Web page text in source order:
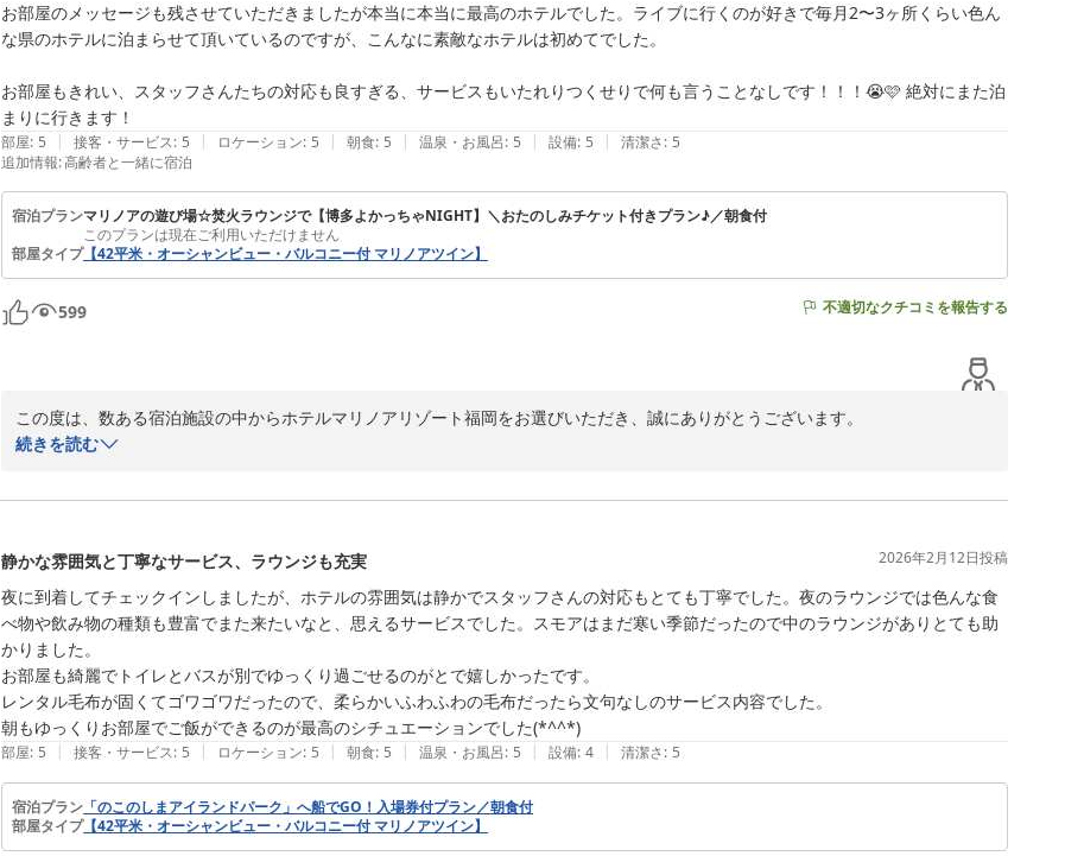
次回ご利用いただける機会がございましたら、より快適にお過ごしいただけるよう、館内環境やサービスの向上に努めてまいりま
す。
またのお越しを心よりお待ち申し上げております。
ホテルマリノアリゾート福岡
2026-07-17
お部屋のメッセージも残させていただきましたが本当に本当に最高のホテルでした。ライブに行くのが好きで毎月2〜3ヶ所くらい色ん
な県のホテルに泊まらせて頂いているのですが、こんなに素敵なホテルは初めてでした。
お部屋もきれい、スタッフさんたちの対応も良すぎる、サービスもいたれりつくせりで何も言うことなしです！！！😭🩷 絶対にまた泊
まりに行きます！
部屋: 5 | 接客・サービス: 5 | ロケーション: 5 | 朝食: 5 | 温泉・お風呂: 5 | 設備: 5 | 清潔さ: 5
追加情報:高齢者と一緒に宿泊
宿泊プランマリノアの遊び場☆焚火ラウンジで【博多よかっちゃNIGHT】＼おたのしみチケット付きプラン♪／朝食付
このプランは現在ご利用いただけません
部屋タイプ【42平米・オーシャンビュー・バルコニー付 マリノアツイン】
599 不適切なクチコミを報告する
この度は、数ある宿泊施設の中からホテルマリノアリゾート福岡をお選びいただき、誠にありがとうございます。
また心温まるご感想をお寄せいただき、重ねて御礼申し上げます。
「本当に本当に最高のホテル」とのお言葉を頂戴し、スタッフ一同大変嬉しく拝読いたしました。ライブで各地へご宿泊されてい
お部屋の清潔さやスタッフの対応、サービスにつきましてもご満足いただけたとのこと、安心いたしました。また、お部屋のアン
ケートにも温かいお言葉をお寄せいただき、心より感謝申し上げます。
今後も「忘れられない想い出をつくる場所」として、お客様の大切なご滞在がより思い出深いものとなるようお手伝いできました
ら幸いでございます。ぜひ次回のライブの際にもお立ち寄りいただけましたら嬉しく存じます。
またお会いできます日を、スタッフ一同心よりお待ち申し上げております。
この度は誠にありがとうございました。
2026-04-18
続きを読む
静かな雰囲気と丁寧なサービス、ラウンジも充実 2026年2月12日投稿
夜に到着してチェックインしましたが、ホテルの雰囲気は静かでスタッフさんの対応もとても丁寧でした。夜のラウンジでは色んな食
べ物や飲み物の種類も豊富でまた来たいなと、思えるサービスでした。スモアはまだ寒い季節だったので中のラウンジがありとても助
かりました。
お部屋も綺麗でトイレとバスが別でゆっくり過ごせるのがとで嬉しかったです。
レンタル毛布が固くてゴワゴワだったので、柔らかいふわふわの毛布だったら文句なしのサービス内容でした。
朝もゆっくりお部屋でご飯ができるのが最高のシチュエーションでした(*^^*)
部屋: 5 | 接客・サービス: 5 | ロケーション: 5 | 朝食: 5 | 温泉・お風呂: 5 | 設備: 4 | 清潔さ: 5
宿泊プラン 「のこのしまアイランドパーク」へ船でGO！入場券付プラン／朝食付
部屋タイプ【42平米・オーシャンビュー・バルコニー付 マリノアツイン】